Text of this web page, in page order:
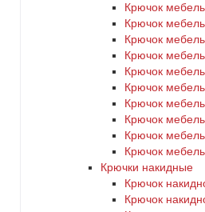
Крючок
Крючок
Крючок
Крючок
Крючок
Крючок
Крючок
Крючок
Крючок
Крючок
Крючки накидные
Крючок
Крючок